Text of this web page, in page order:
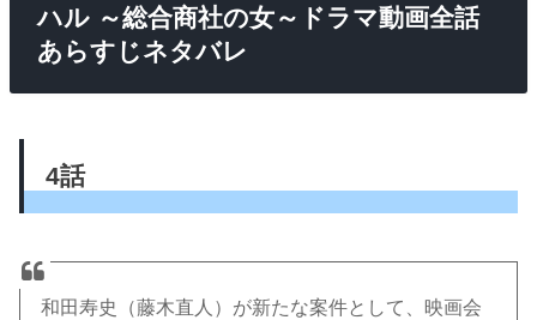
ハル ～総合商社の女～ドラマ動画全話
あらすじネタバレ
4話
和田寿史（藤木直人）が新たな案件として、映画会